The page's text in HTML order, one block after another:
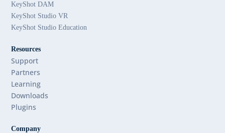
KeyShot DAM
KeyShot Studio VR
KeyShot Studio Education
Resources
Support
Partners
Learning
Downloads
Plugins
Company